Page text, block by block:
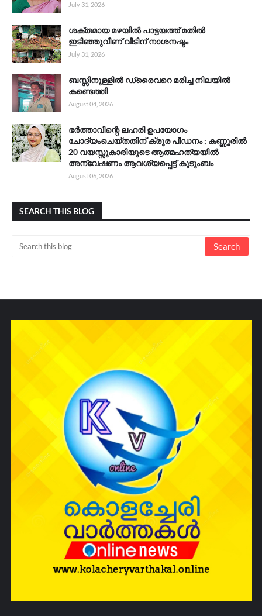
July 31, 2026
ശക്തമായ മഴയിൽ പാട്ടയത്ത് മതിൽ
ഇടിഞ്ഞുവീണ് വീടിന് നാശനഷ്ടം
July 31, 2026
ബസ്സിനുള്ളിൽ ഡ്രൈവറെ മരിച്ച നിലയിൽ
കണ്ടെത്തി
August 04, 2026
ഭർത്താവിന്റെ ലഹരി ഉപയോഗം
ചോദ്യംചെയ്തതിന് ക്രൂര പീഡനം ; കണ്ണൂരിൽ
20 വയസ്സുകാരിയുടെ ആത്മഹത്യയിൽ
അന്വേഷണം ആവശ്യപ്പെട്ട് കുടുംബം
August 06, 2026
SEARCH THIS BLOG